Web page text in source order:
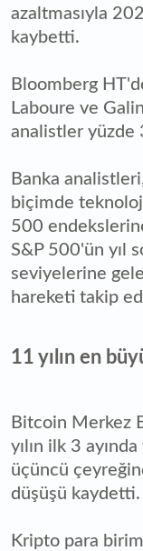
azaltmasıyla
kaybetti.
Bloomberg
Laboure ve
analistler yüzde
Banka
biçimde
500
S&P 500'ün yıl
seviyelerine
hareketi takip
11 yılın en
Bitcoin Merkez
yılın ilk 3
üçüncü
düşüşü kaydetti.
Kripto para